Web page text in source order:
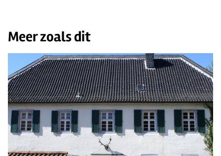
Meer zoals dit